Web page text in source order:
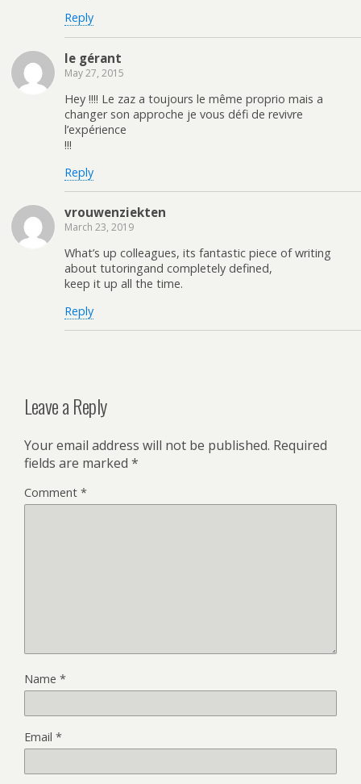
Reply
le gérant
May 27, 2015
Hey !!!! Le zaz a toujours le même proprio mais a
changer son approche je vous défi de revivre
l’expérience
!!!
Reply
vrouwenziekten
March 23, 2019
What’s up colleagues, its fantastic piece of writing
about tutoringand completely defined,
keep it up all the time.
Reply
Leave a Reply
Your email address will not be published. Required
fields are marked *
Comment *
Name *
Email *